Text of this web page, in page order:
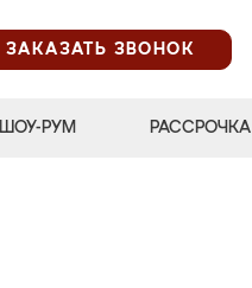
ЗАКАЗАТЬ ЗВОНОК
ШОУ-РУМ РАССРОЧКА